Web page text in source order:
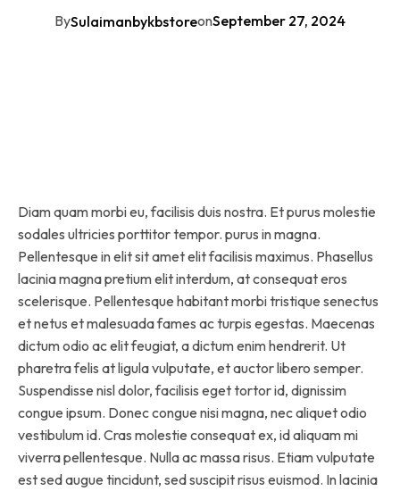
BySulaimanbykbstoreonSeptember 27, 2024
Diam quam morbi eu, facilisis duis nostra. Et purus molestie
sodales ultricies porttitor tempor. purus in magna.
Pellentesque in elit sit amet elit facilisis maximus. Phasellus
lacinia magna pretium elit interdum, at consequat eros
scelerisque. Pellentesque habitant morbi tristique senectus
et netus et malesuada fames ac turpis egestas. Maecenas
dictum odio ac elit feugiat, a dictum enim hendrerit. Ut
pharetra felis at ligula vulputate, et auctor libero semper.
Suspendisse nisl dolor, facilisis eget tortor id, dignissim
congue ipsum. Donec congue nisi magna, nec aliquet odio
vestibulum id. Cras molestie consequat ex, id aliquam mi
viverra pellentesque. Nulla ac massa risus. Etiam vulputate
est sed augue tincidunt, sed suscipit risus euismod. In lacinia